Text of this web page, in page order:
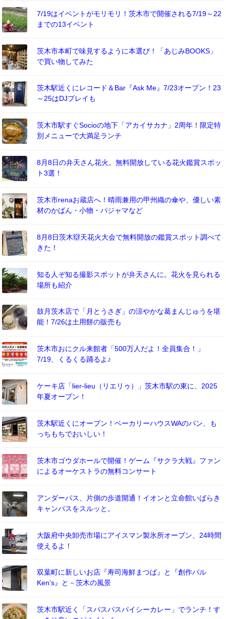
7/19はイベントがモリモリ！茨木市で開催される7/19～22
までの13イベント
茨木市本町で味見するように本選び！「あじみBOOKS」
で買い物してみた
茨木駅近くにレコード＆Bar『Ask Me』7/23オープン！23
～25はDJプレイも
茨木市駅すぐSocioの地下「アカイサカナ」2周年！限定特
別メニューで大満足ランチ
8月8日の弁天さん花火。無料開放している花火鑑賞スポッ
ト3選！
茨木市renaお蔵店へ！晴雨兼用の甲州織の傘や、優しい素
材のかばん・小物・パジャマなど
8月8日茨木辯天花火大会で無料開放の鑑賞スポット調べて
きた！
知る人ぞ知る撮影スポットが弁天さんに。花火を見られる
場所も紹介
鼓月茨木店で「月とうさぎ」の涼やかな葛まんじゅうを堪
能！7/26は土用餅の販売も
茨木市おにクル来館者「500万人だよ！全員集合！」
7/19、くるくる踊るよ♪
ケーキ店「lier-lieu（リエリゥ）」茨木市駅の東に、2025
年夏オープン！
茨木駅近くにオープン！ベーカリーハウスWAのパン、も
っちもちでおいしい！
茨木市ゴウダホールで開催！ゲーム『サクラ大戦』ファン
によるオーケストラの無料コンサート
アンダーパス、片側の歩道開通！イオンと立命館いばらき
キャンパスをスルッと。
大阪府中央卸売市場にアイスマン製氷所オープン、24時間
使えるよ！
双葉町に新しいお店『寿司海鮮まつば』と『創作バル
Ken’s』と－茨木の風景
茨木市駅近く「スパスパスパイシーカレー」でランチ！す